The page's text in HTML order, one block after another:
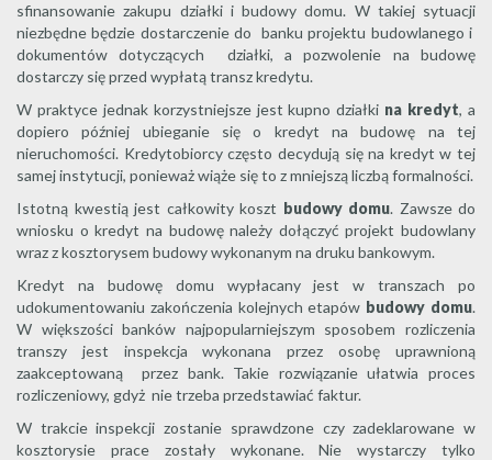
sfinansowanie zakupu działki i budowy domu. W takiej sytuacji
niezbędne będzie dostarczenie do banku projektu budowlanego i
dokumentów dotyczących działki, a pozwolenie na budowę
dostarczy się przed wypłatą transz kredytu.
W praktyce jednak korzystniejsze jest kupno działki na kredyt, a
dopiero później ubieganie się o kredyt na budowę na tej
nieruchomości. Kredytobiorcy często decydują się na kredyt w tej
samej instytucji, ponieważ wiąże się to z mniejszą liczbą formalności.
Istotną kwestią jest całkowity koszt budowy domu. Zawsze do
wniosku o kredyt na budowę należy dołączyć projekt budowlany
wraz z kosztorysem budowy wykonanym na druku bankowym.
Kredyt na budowę domu wypłacany jest w transzach po
udokumentowaniu zakończenia kolejnych etapów budowy domu.
W większości banków najpopularniejszym sposobem rozliczenia
transzy jest inspekcja wykonana przez osobę uprawnioną
zaakceptowaną przez bank. Takie rozwiązanie ułatwia proces
rozliczeniowy, gdyż nie trzeba przedstawiać faktur.
W trakcie inspekcji zostanie sprawdzone czy zadeklarowane w
kosztorysie prace zostały wykonane. Nie wystarczy tylko